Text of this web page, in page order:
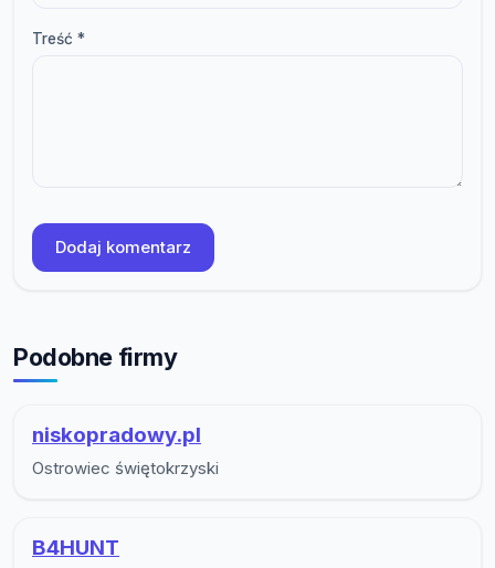
Treść *
Dodaj komentarz
Podobne firmy
niskopradowy.pl
Ostrowiec świętokrzyski
B4HUNT